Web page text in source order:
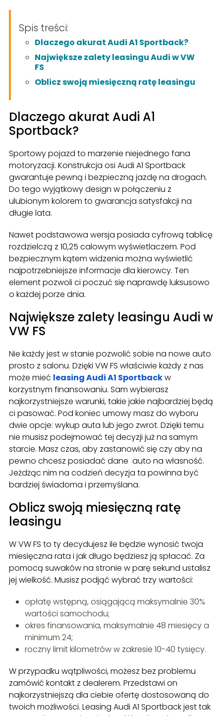
Spis treści:
Dlaczego akurat Audi A1 Sportback?
Największe zalety leasingu Audi w VW
FS
Oblicz swoją miesięczną ratę leasingu
Dlaczego akurat Audi A1
Sportback?
Sportowy pojazd to marzenie niejednego fana
motoryzacji. Konstrukcja osi Audi A1 Sportback
gwarantuje pewną i bezpieczną jazdę na drogach.
Do tego wyjątkowy design w połączeniu z
ulubionym kolorem to gwarancja satysfakcji na
długie lata.
Nawet podstawowa wersja posiada cyfrową tablicę
rozdzielczą z 10,25 calowym wyświetlaczem. Pod
bezpiecznym kątem widzenia można wyświetlić
najpotrzebniejsze informacje dla kierowcy. Ten
element pozwoli ci poczuć się naprawdę luksusowo
o każdej porze dnia.
Największe zalety leasingu Audi w
VW FS
Nie każdy jest w stanie pozwolić sobie na nowe auto
prosto z salonu. Dzięki VW FS właściwie każdy z nas
może mieć leasing Audi A1 Sportbackw
korzystnym finansowaniu. Sam wybierasz
najkorzystniejsze warunki, takie jakie najbardziej będą
ci pasować. Pod koniec umowy masz do wyboru
dwie opcje: wykup auta lub jego zwrot. Dzięki temu
nie musisz podejmować tej decyzji już na samym
starcie. Masz czas, aby zastanowić się czy aby na
pewno chcesz posiadać dane auto na własność.
Jeżdżąc nim na codzień decyzja ta powinna być
bardziej świadoma i przemyślana.
Oblicz swoją miesięczną ratę
leasingu
W VW FS to ty decydujesz ile będzie wynosić twoja
miesięczna rata i jak długo będziesz ją spłacać. Za
pomocą suwaków na stronie w parę sekund ustalisz
jej wielkość. Musisz podjąć wybrać trzy wartości:
opłatę wstępną, osiągającą maksymalnie 30%
wartości samochodu;
okres finansowania, maksymalnie 48 miesięcy a
minimum 24;
roczny limit kilometrów w zakresie 10-40 tysięcy.
W przypadku wątpliwości, możesz bez problemu
zamówić kontakt z dealerem. Przedstawi on
najkorzystniejszą dla ciebie ofertę dostosowaną do
twoich możliwości. Leasing Audi A1 Sportback jest tak